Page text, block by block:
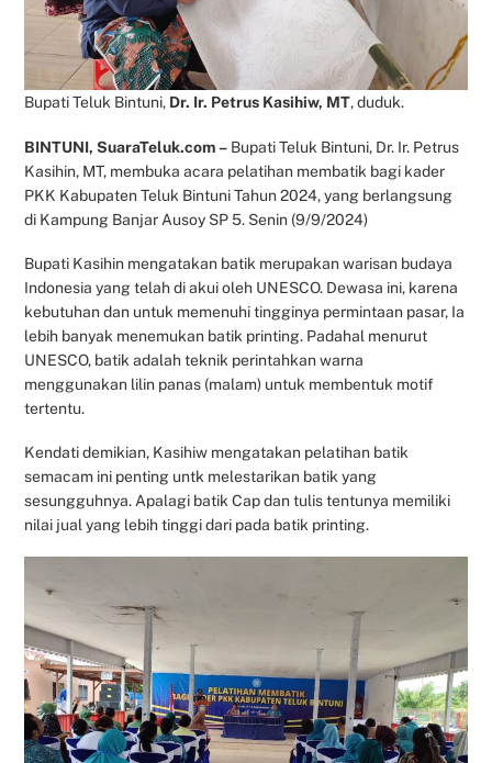
Bupati Teluk Bintuni, Dr. Ir. Petrus Kasihiw, MT, duduk.
BINTUNI, SuaraTeluk.com – Bupati Teluk Bintuni, Dr. Ir. Petrus
Kasihin, MT, membuka acara pelatihan membatik bagi kader
PKK Kabupaten Teluk Bintuni Tahun 2024, yang berlangsung
di Kampung Banjar Ausoy SP 5. Senin (9/9/2024)
Bupati Kasihin mengatakan batik merupakan warisan budaya
Indonesia yang telah di akui oleh UNESCO. Dewasa ini, karena
kebutuhan dan untuk memenuhi tingginya permintaan pasar, Ia
lebih banyak menemukan batik printing. Padahal menurut
UNESCO, batik adalah teknik perintahkan warna
menggunakan lilin panas (malam) untuk membentuk motif
tertentu.
Kendati demikian, Kasihiw mengatakan pelatihan batik
semacam ini penting untk melestarikan batik yang
sesungguhnya. Apalagi batik Cap dan tulis tentunya memiliki
nilai jual yang lebih tinggi dari pada batik printing.